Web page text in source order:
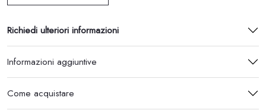
Richiedi ulteriori informazioni
Informazioni aggiuntive
Come acquistare